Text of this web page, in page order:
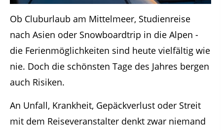
Ob Cluburlaub am Mittelmeer, Studienreise
nach Asien oder Snowboardtrip in die Alpen -
die Ferienmöglichkeiten sind heute vielfältig wie
nie. Doch die schönsten Tage des Jahres bergen
auch Risiken.
An Unfall, Krankheit, Gepäckverlust oder Streit
mit dem Reiseveranstalter denkt zwar niemand